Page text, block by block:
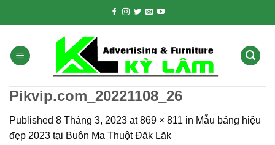
Pikvip.com_20221108_26
Published 8 Tháng 3, 2023 at869 × 811 in Mẫu bảng hiệu
đẹp 2023 tại Buôn Ma Thuột Đăk Lăk